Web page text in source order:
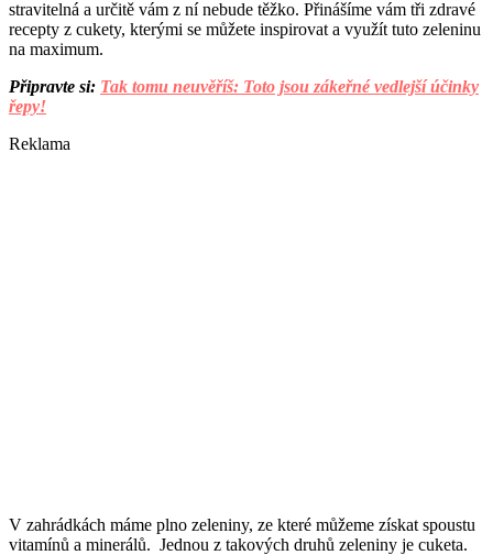
stravitelná a určitě vám z ní nebude těžko. Přinášíme vám tři zdravé
recepty z cukety, kterými se můžete inspirovat a využít tuto zeleninu
na maximum.
Připravte si: Tak tomu neuvěříš: Toto jsou zákeřné vedlejší účinky
řepy!
Reklama
V zahrádkách máme plno zeleniny, ze které můžeme získat spoustu
vitamínů a minerálů. Jednou z takových druhů zeleniny je cuketa.